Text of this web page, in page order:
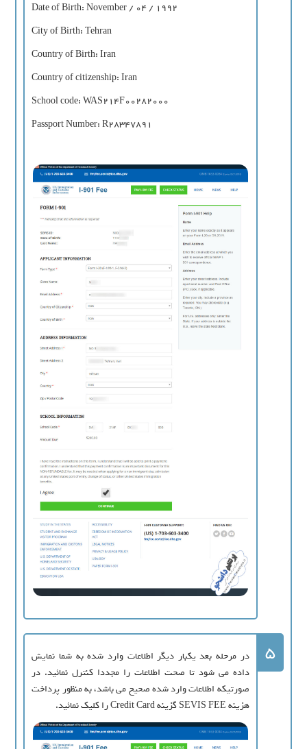
Date of Birth: November / 04 / 1992
City of Birth: Tehran
Country of Birth: Iran
Country of citizenship: Iran
School code: WAS214F00282000
Passport Number: R28347891
5
در مرحله بعد یکبار دیگر اطلاعات وارد شده به شما نمایش
داده می شود تا صحت اطلاعات را مجددا کنترل نمائید. در
صورتیکه اطلاعات وارد شده صحیح می باشد، به منظور پرداخت
هزینه SEVIS FEE گزینه Credit Card را کلیک نمائید.